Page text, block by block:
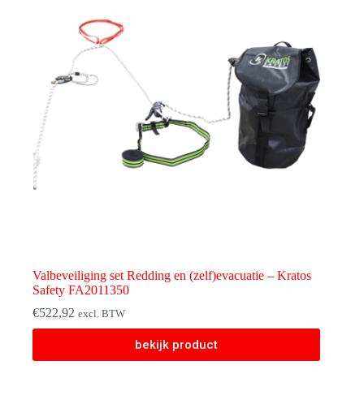
Valbeveiliging set Redding en (zelf)evacuatie – Kratos
Safety FA2011350
€522,92 excl. BTW
bekijk product